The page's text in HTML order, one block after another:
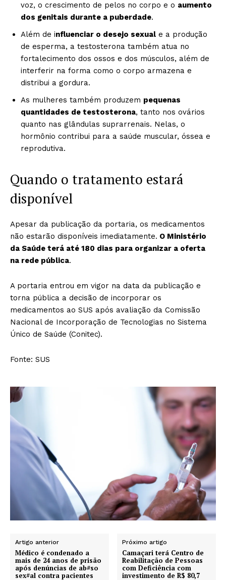
voz, o crescimento de pelos no corpo e o aumento
dos genitais durante a puberdade.
Além de influenciar o desejo sexual e a produção
de esperma, a testosterona também atua no
fortalecimento dos ossos e dos músculos, além de
interferir na forma como o corpo armazena e
distribui a gordura.
As mulheres também produzem pequenas
quantidades de testosterona, tanto nos ovários
quanto nas glândulas suprarrenais. Nelas, o
hormônio contribui para a saúde muscular, óssea e
reprodutiva.
Quando o tratamento estará
disponível
Apesar da publicação da portaria, os medicamentos
não estarão disponíveis imediatamente. O Ministério
da Saúde terá até 180 dias para organizar a oferta
na rede pública.
A portaria entrou em vigor na data da publicação e
torna pública a decisão de incorporar os
medicamentos ao SUS após avaliação da Comissão
Nacional de Incorporação de Tecnologias no Sistema
Único de Saúde (Conitec).
Fonte: SUS
Artigo anterior
Médico é condenado a
mais de 24 anos de prisão
após denúncias de ab#so
sex#al contra pacientes
Próximo artigo
Camaçari terá Centro de
Reabilitação de Pessoas
com Deficiência com
investimento de R$ 80,7